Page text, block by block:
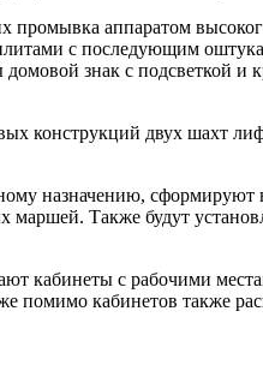
аппаратом
с последующим
знак с подсветкой
конструкций двух шахт
назначению,
Также будут
с рабочими
кабинетов также